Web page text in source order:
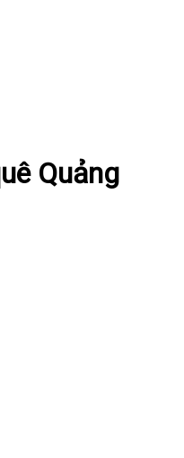
Quảng